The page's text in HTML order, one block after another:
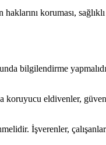
koruması, sağlıklı
bilgilendirme
koruyucu eldivenler,
İşverenler,